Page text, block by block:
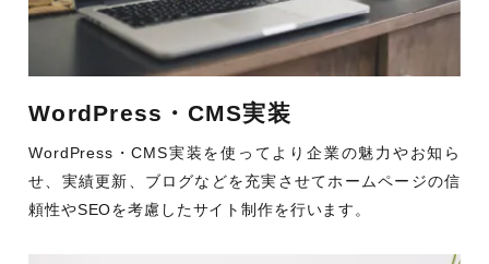
WordPress・CMS実装
WordPress・CMS実装を使ってより企業の魅力やお知ら
せ、実績更新、ブログなどを充実させてホームページの信
頼性やSEOを考慮したサイト制作を行います。